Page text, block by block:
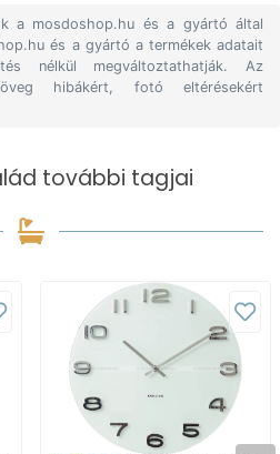
a mosdoshop.hu és a gyártó által
és a gyártó a termékek adatait
nélkül megváltoztathatják. Az
hibákért, fotó eltérésekért
további tagjai